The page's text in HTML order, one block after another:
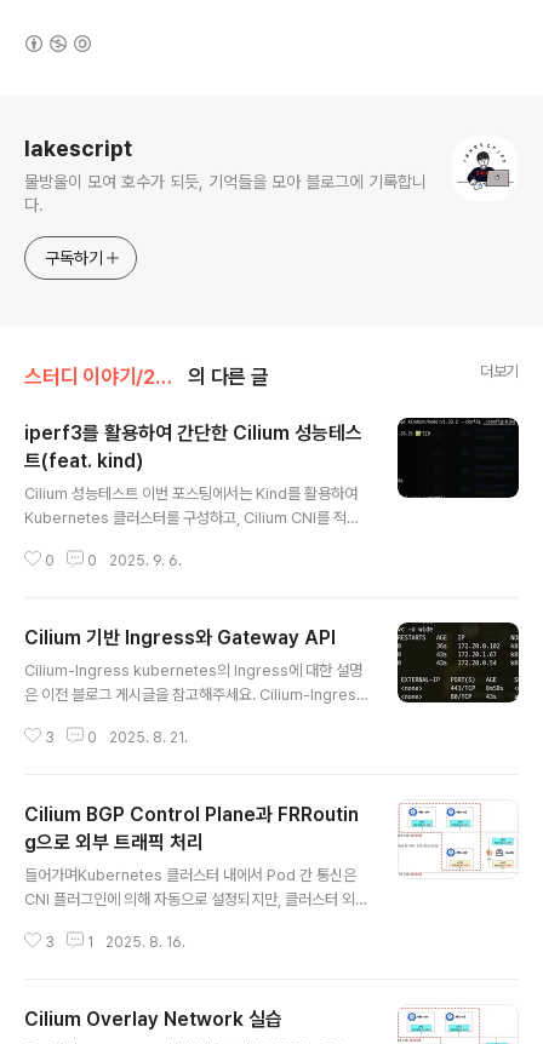
lakescript
물방울이 모여 호수가 되듯, 기억들을 모아 블로그에 기록합니
다.
구독하기
스터디 이야기/25' Cilium 의 다른 글 더보기
iperf3를 활용하여 간단한 Cilium 성능테스
트(feat. kind)
Cilium 성능테스트 이번 포스팅에서는 Kind를 활용하여
Kubernetes 클러스터를 구성하고, Cilium CNI를 적용
ometheus 쿼리를 통해 지표를 확인해보는 실습을 진행
kind.x-k8s.io/v1alpha4nodes:- role: control-pla
ne extraPortMappings: - containerPort: 30000
hostPort: 30000 - containerPort: 30001 hostPor
0 0 2025. 9. 6.
Cilium 기반 Ingress와 Gateway API
Cilium-Ingress kubernetes의 Ingress에 대한 설명
은 이전 블로그 게시글을 참고해주세요. Cilium-Ingress
L7 Proxy를 결합하여 기존의 Ingress Controller와 다
유연한 로드밸런서 모드, Host Network 모드 지원 등에
서 강점이 있습니다. 또한, CiliumNetworkPolicy을 통
해 Ingress 트래픽을 세세하게 제어할 수 있습니다. 설정
방법Cilium은 kubernetes Ingress 리소스를 `ingres
3 0 2025. 8. 21.
Cilium BGP Control Plane과 FRRoutin
g으로 외부 트래픽 처리
들어가며Kubernetes 클러스터 내에서 Pod 간 통신은
CNI 플러그인에 의해 자동으로 설정되지만, 클러스터 외부
연동이 필요합니다. 특히 BGP(Border Gateway Prot
은 BGP Control Plane 기능을 통해 Kubernetes 노드
3 1 2025. 8. 16.
Cilium Overlay Network 실습